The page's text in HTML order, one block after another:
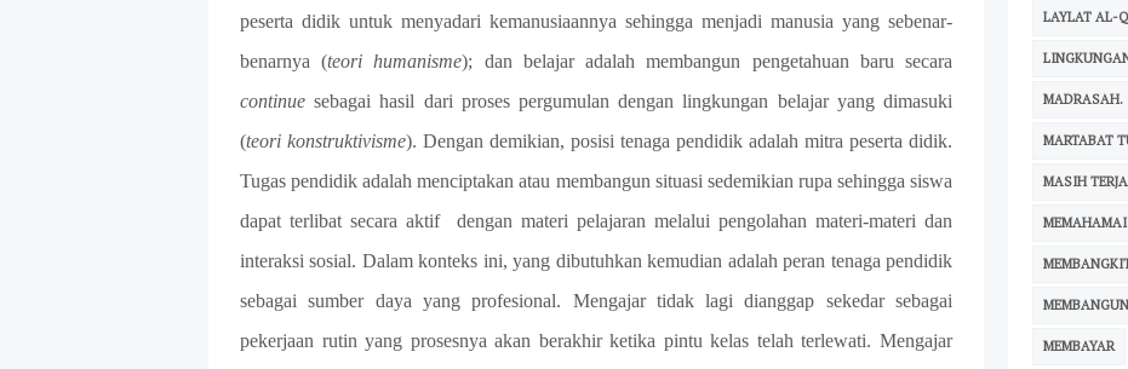
peserta didik untuk menyadari kemanusiaannya sehingga menjadi manusia yang sebenar-
benarnya (teori humanisme); dan belajar adalah membangun pengetahuan baru secara
continue sebagai hasil dari proses pergumulan dengan lingkungan belajar yang dimasuki
(teori konstruktivisme). Dengan demikian, posisi tenaga pendidik adalah mitra peserta didik.
Tugas pendidik adalah menciptakan atau membangun situasi sedemikian rupa sehingga siswa
dapat terlibat secara aktif
dengan materi pelajaran melalui pengolahan materi-materi dan
interaksi sosial. Dalam konteks ini, yang dibutuhkan kemudian adalah peran tenaga pendidik
sebagai sumber daya yang profesional. Mengajar tidak lagi dianggap sekedar sebagai
pekerjaan rutin yang prosesnya akan berakhir ketika pintu kelas telah terlewati. Mengajar
LAYLAT AL-
MADRASAH.
MARTABAT
MASIH
MEMAHAMAI
MEMBAYAR